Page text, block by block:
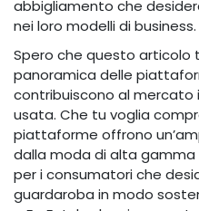
abbigliamento che
nei loro modelli di business.
Spero che questo articolo
panoramica delle
contribuiscono al mercato
usata. Che tu voglia
piattaforme offrono
dalla moda di alta
per i consumatori che
guardaroba in modo